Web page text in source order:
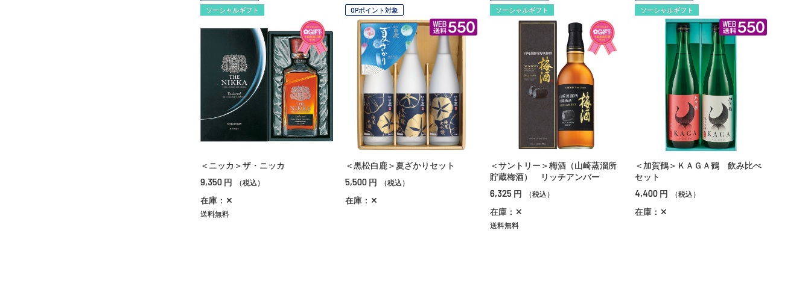
ソーシャルギフト
＜ニッカ＞ザ・ニッカ
9,350 円 （税込）
在庫：✕
送料無料
OPポイント対象
＜黒松白鹿＞夏ざかりセット
5,500 円 （税込）
在庫：✕
ソーシャルギフト
＜サントリー＞梅酒（山崎蒸溜所
貯蔵梅酒） リッチアンバー
6,325 円 （税込）
在庫：✕
送料無料
ソーシャルギフト
＜加賀鶴＞ＫＡＧＡ鶴 飲み比べ
セット
4,400 円 （税込）
在庫：✕